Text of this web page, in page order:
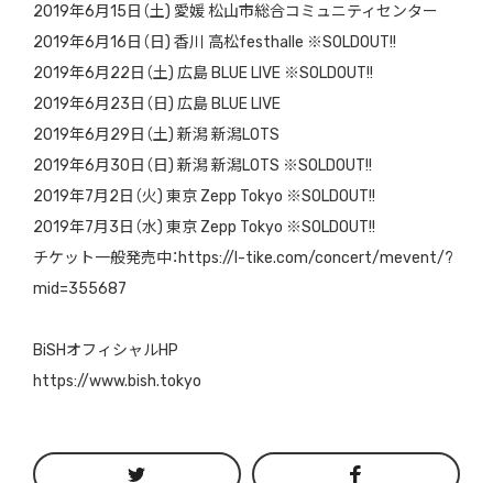
2019年6月15日（土) 愛媛 松山市総合コミュニティセンター
2019年6月16日（日) 香川 高松festhalle ※SOLDOUT!!
2019年6月22日（土) 広島 BLUE LIVE ※SOLDOUT!!
2019年6月23日（日) 広島 BLUE LIVE
2019年6月29日（土) 新潟 新潟LOTS
2019年6月30日（日) 新潟 新潟LOTS ※SOLDOUT!!
2019年7月2日（火) 東京 Zepp Tokyo ※SOLDOUT!!
2019年7月3日（水) 東京 Zepp Tokyo ※SOLDOUT!!
チケット一般発売中：https://l-tike.com/concert/mevent/?
mid=355687
BiSHオフィシャルHP
https://www.bish.tokyo